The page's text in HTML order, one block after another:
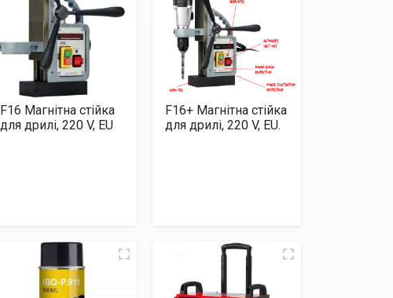
F16 Магнітна стійка
для дрилі, 220 V, EU
F16+ Магнітна стійка
для дрилі, 220 V, EU.